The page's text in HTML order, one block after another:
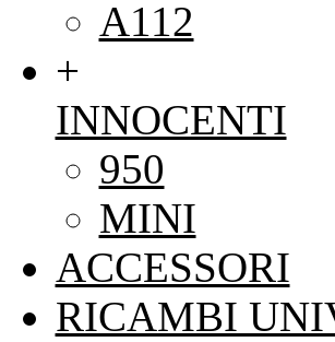
A112
+
INNOCENTI
950
MINI
ACCESSORI
RICAMBI